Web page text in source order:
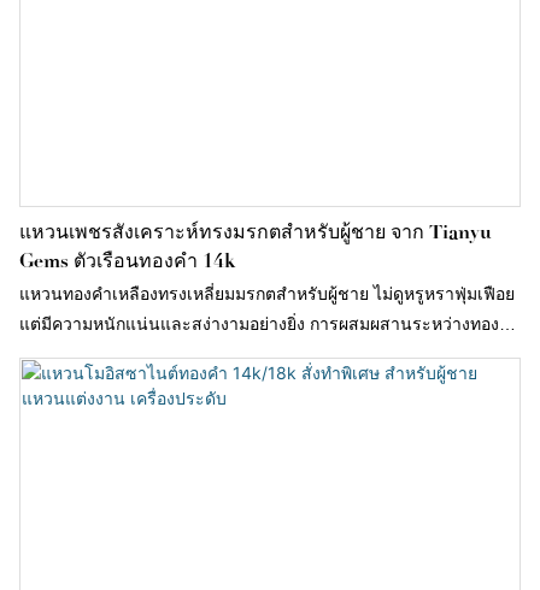
แหวนเพชรสังเคราะห์ทรงมรกตสำหรับผู้ชาย จาก Tianyu
Gems ตัวเรือนทองคำ 14k
แหวนทองคำเหลืองทรงเหลี่ยมมรกตสำหรับผู้ชาย ไม่ดูหรูหราฟุ่มเฟือย
แต่มีความหนักแน่นและสง่างามอย่างยิ่ง การผสมผสานระหว่างทองคำ
เหลืองและการเจียระไนทรงเหลี่ยมมรกตเน้นย้ำถึงความสง่างาม ความ
อบอุ่น และความแข็งแกร่งที่ไม่อาจมองข้ามได้ แหวนวงนี้ไม่ได้อาศัย